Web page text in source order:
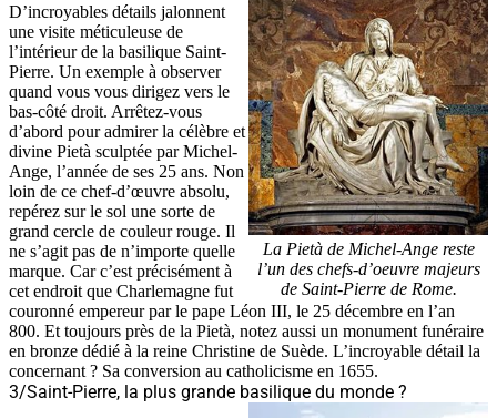
La Pietà de Michel-Ange reste
l’un des chefs-d’oeuvre majeurs
de Saint-Pierre de Rome.
D’incroyables détails jalonnent
une visite méticuleuse de
l’intérieur de la basilique Saint-
Pierre. Un exemple à observer
quand vous vous dirigez vers le
bas-côté droit. Arrêtez-vous
d’abord pour admirer la célèbre et
divine Pietà sculptée par Michel-
Ange, l’année de ses 25 ans. Non
loin de ce chef-d’œuvre absolu,
repérez sur le sol une sorte de
grand cercle de couleur rouge. Il
ne s’agit pas de n’importe quelle
marque. Car c’est précisément à
cet endroit que Charlemagne fut
couronné empereur par le pape Léon III, le 25 décembre en l’an
800. Et toujours près de la Pietà, notez aussi un monument funéraire
en bronze dédié à la reine Christine de Suède. L’incroyable détail la
concernant ? Sa conversion au catholicisme en 1655.
3/Saint-Pierre, la plus grande basilique du monde ?